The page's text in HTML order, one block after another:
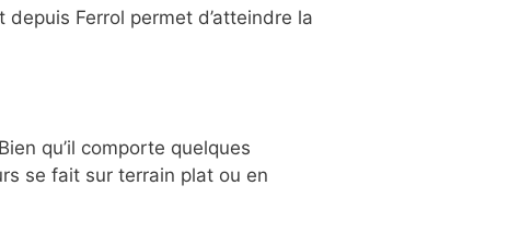
Ferrol permet d’atteindre la
qu’il comporte quelques
se fait sur terrain plat ou en